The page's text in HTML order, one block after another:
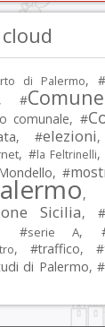
di Palermo,
, #
comunale, #
, #elezioni
, #la Feltrinelli,
, #
,
Sicilia, #
#serie A,
, #traffico, #
di Palermo, #